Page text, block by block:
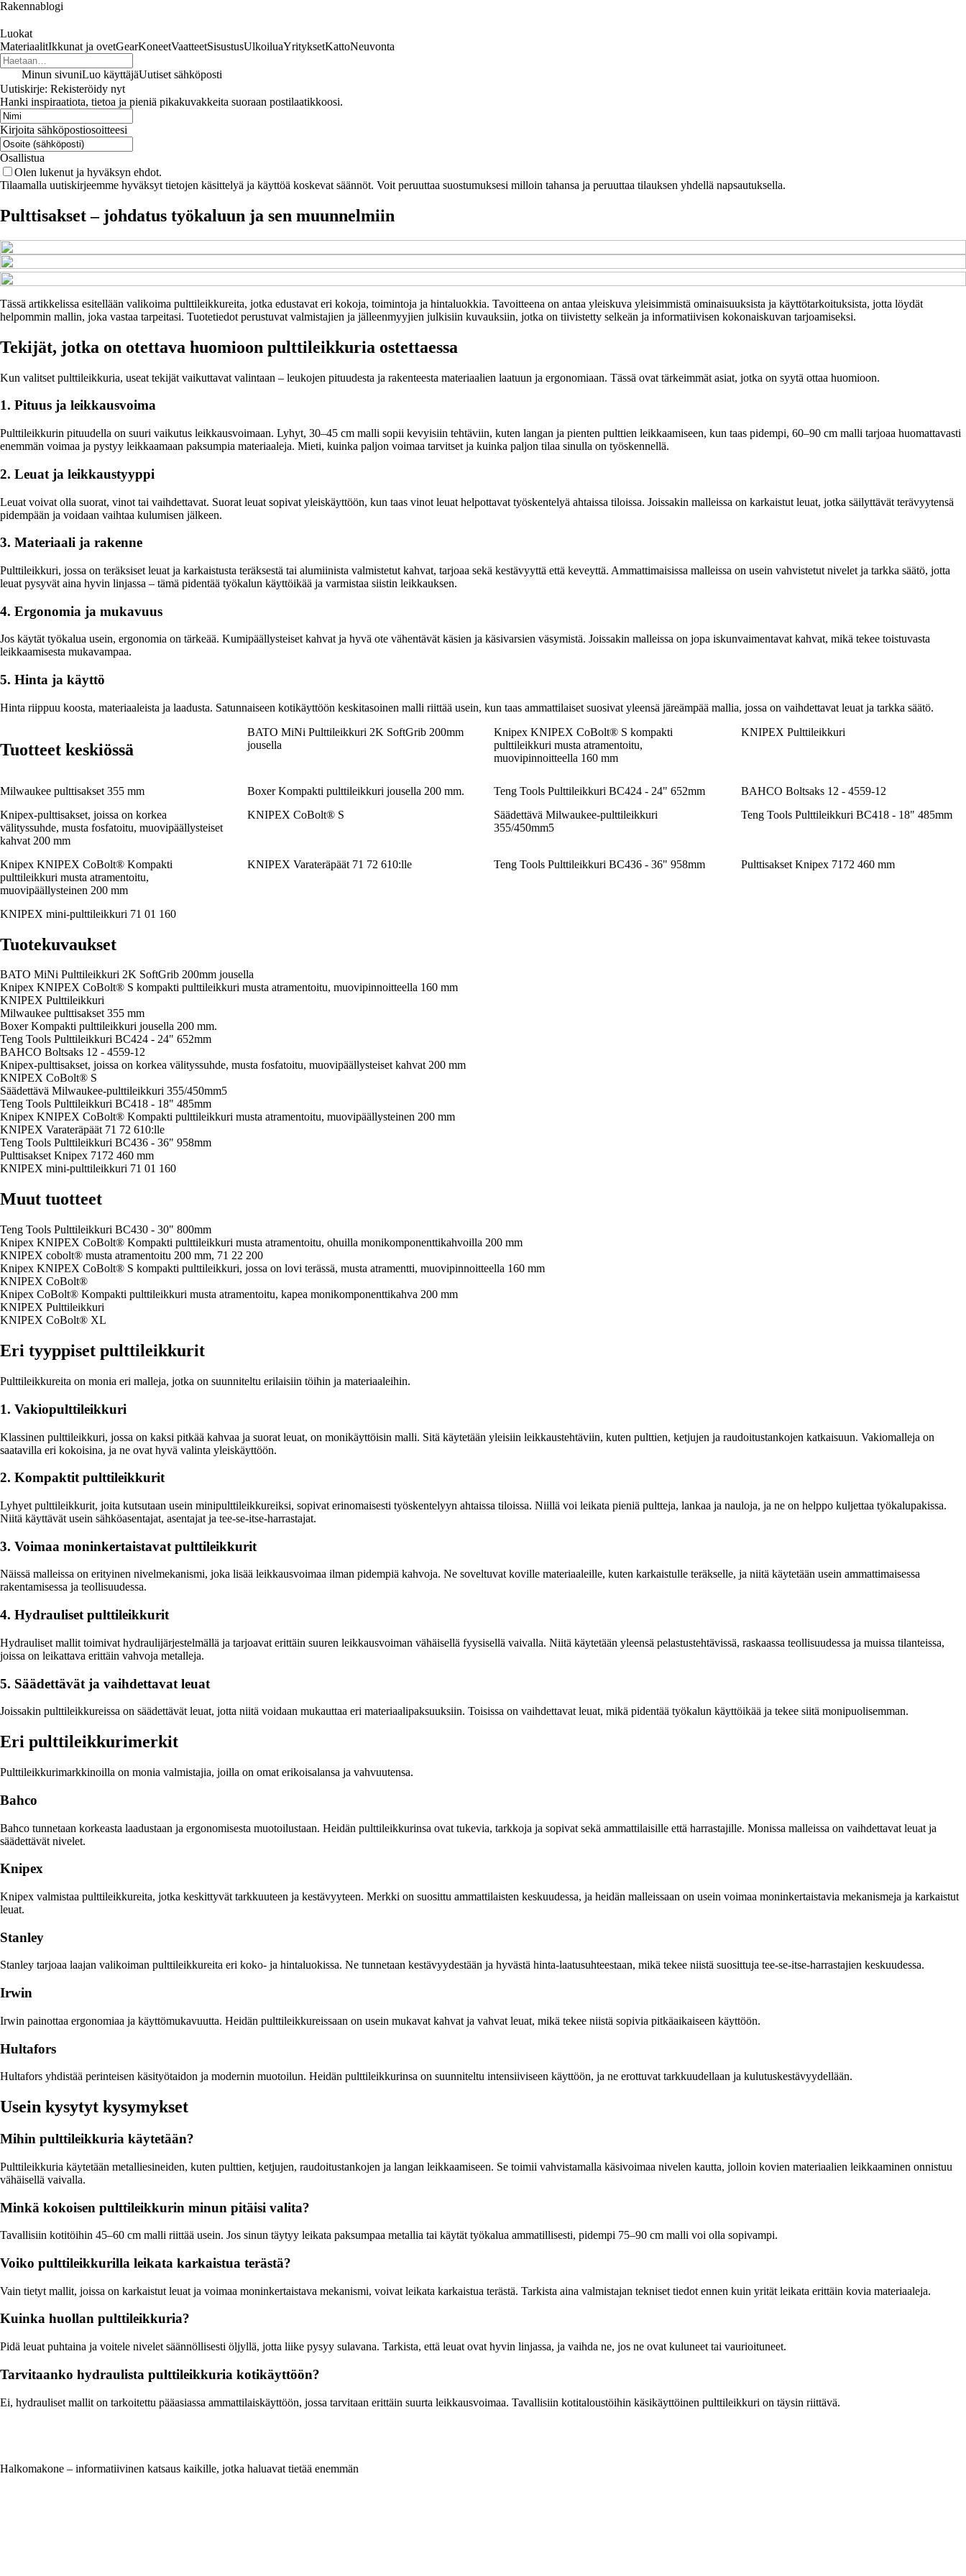
Rakennablogi
Luokat
MateriaalitIkkunat ja ovetGearKoneetVaatteetSisustusUlkoiluaYrityksetKattoNeuvonta
Minun sivuniLuo käyttäjäUutiset sähköposti
Uutiskirje: Rekisteröidy nyt
Hanki inspiraatiota, tietoa ja pieniä pikakuvakkeita suoraan postilaatikkoosi.
Kirjoita sähköpostiosoitteesi
Osallistua
Olen lukenut ja hyväksyn ehdot.
Tilaamalla uutiskirjeemme hyväksyt tietojen käsittelyä ja käyttöä koskevat säännöt. Voit peruuttaa suostumuksesi milloin tahansa ja peruuttaa tilauksen yhdellä napsautuksella.
Pulttisakset – johdatus työkaluun ja sen muunnelmiin
Tässä artikkelissa esitellään valikoima pulttileikkureita, jotka edustavat eri kokoja, toimintoja ja hintaluokkia. Tavoitteena on antaa yleiskuva yleisimmistä ominaisuuksista ja käyttötarkoituksista, jotta löydät
helpommin mallin, joka vastaa tarpeitasi. Tuotetiedot perustuvat valmistajien ja jälleenmyyjien julkisiin kuvauksiin, jotka on tiivistetty selkeän ja informatiivisen kokonaiskuvan tarjoamiseksi.
Tekijät, jotka on otettava huomioon pulttileikkuria ostettaessa
Kun valitset pulttileikkuria, useat tekijät vaikuttavat valintaan – leukojen pituudesta ja rakenteesta materiaalien laatuun ja ergonomiaan. Tässä ovat tärkeimmät asiat, jotka on syytä ottaa huomioon.
1. Pituus ja leikkausvoima
Pulttileikkurin pituudella on suuri vaikutus leikkausvoimaan. Lyhyt, 30–45 cm malli sopii kevyisiin tehtäviin, kuten langan ja pienten pulttien leikkaamiseen, kun taas pidempi, 60–90 cm malli tarjoaa huomattavasti
enemmän voimaa ja pystyy leikkaamaan paksumpia materiaaleja. Mieti, kuinka paljon voimaa tarvitset ja kuinka paljon tilaa sinulla on työskennellä.
2. Leuat ja leikkaustyyppi
Leuat voivat olla suorat, vinot tai vaihdettavat. Suorat leuat sopivat yleiskäyttöön, kun taas vinot leuat helpottavat työskentelyä ahtaissa tiloissa. Joissakin malleissa on karkaistut leuat, jotka säilyttävät terävyytensä
pidempään ja voidaan vaihtaa kulumisen jälkeen.
3. Materiaali ja rakenne
Pulttileikkuri, jossa on teräksiset leuat ja karkaistusta teräksestä tai alumiinista valmistetut kahvat, tarjoaa sekä kestävyyttä että keveyttä. Ammattimaisissa malleissa on usein vahvistetut nivelet ja tarkka säätö, jotta
leuat pysyvät aina hyvin linjassa – tämä pidentää työkalun käyttöikää ja varmistaa siistin leikkauksen.
4. Ergonomia ja mukavuus
Jos käytät työkalua usein, ergonomia on tärkeää. Kumipäällysteiset kahvat ja hyvä ote vähentävät käsien ja käsivarsien väsymistä. Joissakin malleissa on jopa iskunvaimentavat kahvat, mikä tekee toistuvasta
leikkaamisesta mukavampaa.
5. Hinta ja käyttö
Hinta riippuu koosta, materiaaleista ja laadusta. Satunnaiseen kotikäyttöön keskitasoinen malli riittää usein, kun taas ammattilaiset suosivat yleensä järeämpää mallia, jossa on vaihdettavat leuat ja tarkka säätö.
Tuotteet keskiössä
BATO MiNi Pulttileikkuri 2K SoftGrib 200mm
jousella
Knipex KNIPEX CoBolt® S kompakti
pulttileikkuri musta atramentoitu,
muovipinnoitteella 160 mm
KNIPEX Pulttileikkuri
Milwaukee pulttisakset 355 mm Boxer Kompakti pulttileikkuri jousella 200 mm. Teng Tools Pulttileikkuri BC424 - 24" 652mm
BAHCO Boltsaks 12 - 4559-12
Knipex-pulttisakset, joissa on korkea
välityssuhde, musta fosfatoitu, muovipäällysteiset
kahvat 200 mm
KNIPEX CoBolt® S
Säädettävä Milwaukee-pulttileikkuri
355/450mm5
Teng Tools Pulttileikkuri BC418 - 18" 485mm
Knipex KNIPEX CoBolt® Kompakti
pulttileikkuri musta atramentoitu,
muovipäällysteinen 200 mm
KNIPEX Varateräpäät 71 72 610:lle Teng Tools Pulttileikkuri BC436 - 36" 958mm Pulttisakset Knipex 7172 460 mm
KNIPEX mini-pulttileikkuri 71 01 160
Tuotekuvaukset
BATO MiNi Pulttileikkuri 2K SoftGrib 200mm jousella
Knipex KNIPEX CoBolt® S kompakti pulttileikkuri musta atramentoitu, muovipinnoitteella 160 mm
KNIPEX Pulttileikkuri
Milwaukee pulttisakset 355 mm
Boxer Kompakti pulttileikkuri jousella 200 mm.
Teng Tools Pulttileikkuri BC424 - 24" 652mm
BAHCO Boltsaks 12 - 4559-12
Knipex-pulttisakset, joissa on korkea välityssuhde, musta fosfatoitu, muovipäällysteiset kahvat 200 mm
KNIPEX CoBolt® S
Säädettävä Milwaukee-pulttileikkuri 355/450mm5
Teng Tools Pulttileikkuri BC418 - 18" 485mm
Knipex KNIPEX CoBolt® Kompakti pulttileikkuri musta atramentoitu, muovipäällysteinen 200 mm
KNIPEX Varateräpäät 71 72 610:lle
Teng Tools Pulttileikkuri BC436 - 36" 958mm
Pulttisakset Knipex 7172 460 mm
KNIPEX mini-pulttileikkuri 71 01 160
Muut tuotteet
Teng Tools Pulttileikkuri BC430 - 30" 800mm
Knipex KNIPEX CoBolt® Kompakti pulttileikkuri musta atramentoitu, ohuilla monikomponenttikahvoilla 200 mm
KNIPEX cobolt® musta atramentoitu 200 mm, 71 22 200
Knipex KNIPEX CoBolt® S kompakti pulttileikkuri, jossa on lovi terässä, musta atramentti, muovipinnoitteella 160 mm
KNIPEX CoBolt®
Knipex CoBolt® Kompakti pulttileikkuri musta atramentoitu, kapea monikomponenttikahva 200 mm
KNIPEX Pulttileikkuri
KNIPEX CoBolt® XL
Eri tyyppiset pulttileikkurit
Pulttileikkureita on monia eri malleja, jotka on suunniteltu erilaisiin töihin ja materiaaleihin.
1. Vakiopulttileikkuri
Klassinen pulttileikkuri, jossa on kaksi pitkää kahvaa ja suorat leuat, on monikäyttöisin malli. Sitä käytetään yleisiin leikkaustehtäviin, kuten pulttien, ketjujen ja raudoitustankojen katkaisuun. Vakiomalleja on
saatavilla eri kokoisina, ja ne ovat hyvä valinta yleiskäyttöön.
2. Kompaktit pulttileikkurit
Lyhyet pulttileikkurit, joita kutsutaan usein minipulttileikkureiksi, sopivat erinomaisesti työskentelyyn ahtaissa tiloissa. Niillä voi leikata pieniä pultteja, lankaa ja nauloja, ja ne on helppo kuljettaa työkalupakissa.
Niitä käyttävät usein sähköasentajat, asentajat ja tee-se-itse-harrastajat.
3. Voimaa moninkertaistavat pulttileikkurit
Näissä malleissa on erityinen nivelmekanismi, joka lisää leikkausvoimaa ilman pidempiä kahvoja. Ne soveltuvat koville materiaaleille, kuten karkaistulle teräkselle, ja niitä käytetään usein ammattimaisessa
rakentamisessa ja teollisuudessa.
4. Hydrauliset pulttileikkurit
Hydrauliset mallit toimivat hydraulijärjestelmällä ja tarjoavat erittäin suuren leikkausvoiman vähäisellä fyysisellä vaivalla. Niitä käytetään yleensä pelastustehtävissä, raskaassa teollisuudessa ja muissa tilanteissa,
joissa on leikattava erittäin vahvoja metalleja.
5. Säädettävät ja vaihdettavat leuat
Joissakin pulttileikkureissa on säädettävät leuat, jotta niitä voidaan mukauttaa eri materiaalipaksuuksiin. Toisissa on vaihdettavat leuat, mikä pidentää työkalun käyttöikää ja tekee siitä monipuolisemman.
Eri pulttileikkurimerkit
Pulttileikkurimarkkinoilla on monia valmistajia, joilla on omat erikoisalansa ja vahvuutensa.
Bahco
Bahco tunnetaan korkeasta laadustaan ja ergonomisesta muotoilustaan. Heidän pulttileikkurinsa ovat tukevia, tarkkoja ja sopivat sekä ammattilaisille että harrastajille. Monissa malleissa on vaihdettavat leuat ja
säädettävät nivelet.
Knipex
Knipex valmistaa pulttileikkureita, jotka keskittyvät tarkkuuteen ja kestävyyteen. Merkki on suosittu ammattilaisten keskuudessa, ja heidän malleissaan on usein voimaa moninkertaistavia mekanismeja ja karkaistut
leuat.
Stanley
Stanley tarjoaa laajan valikoiman pulttileikkureita eri koko- ja hintaluokissa. Ne tunnetaan kestävyydestään ja hyvästä hinta-laatusuhteestaan, mikä tekee niistä suosittuja tee-se-itse-harrastajien keskuudessa.
Irwin
Irwin painottaa ergonomiaa ja käyttömukavuutta. Heidän pulttileikkureissaan on usein mukavat kahvat ja vahvat leuat, mikä tekee niistä sopivia pitkäaikaiseen käyttöön.
Hultafors
Hultafors yhdistää perinteisen käsityötaidon ja modernin muotoilun. Heidän pulttileikkurinsa on suunniteltu intensiiviseen käyttöön, ja ne erottuvat tarkkuudellaan ja kulutuskestävyydellään.
Usein kysytyt kysymykset
Mihin pulttileikkuria käytetään?
Pulttileikkuria käytetään metalliesineiden, kuten pulttien, ketjujen, raudoitustankojen ja langan leikkaamiseen. Se toimii vahvistamalla käsivoimaa nivelen kautta, jolloin kovien materiaalien leikkaaminen onnistuu
vähäisellä vaivalla.
Minkä kokoisen pulttileikkurin minun pitäisi valita?
Tavallisiin kotitöihin 45–60 cm malli riittää usein. Jos sinun täytyy leikata paksumpaa metallia tai käytät työkalua ammatillisesti, pidempi 75–90 cm malli voi olla sopivampi.
Voiko pulttileikkurilla leikata karkaistua terästä?
Vain tietyt mallit, joissa on karkaistut leuat ja voimaa moninkertaistava mekanismi, voivat leikata karkaistua terästä. Tarkista aina valmistajan tekniset tiedot ennen kuin yrität leikata erittäin kovia materiaaleja.
Kuinka huollan pulttileikkuria?
Pidä leuat puhtaina ja voitele nivelet säännöllisesti öljyllä, jotta liike pysyy sulavana. Tarkista, että leuat ovat hyvin linjassa, ja vaihda ne, jos ne ovat kuluneet tai vaurioituneet.
Tarvitaanko hydraulista pulttileikkuria kotikäyttöön?
Ei, hydrauliset mallit on tarkoitettu pääasiassa ammattilaiskäyttöön, jossa tarvitaan erittäin suurta leikkausvoimaa. Tavallisiin kotitaloustöihin käsikäyttöinen pulttileikkuri on täysin riittävä.
Halkomakone – informatiivinen katsaus kaikille, jotka haluavat tietää enemmän